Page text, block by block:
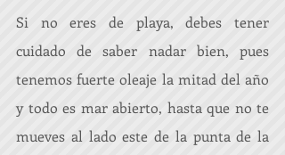
Si no eres de playa, debes tener
cuidado de saber nadar bien, pues
tenemos fuerte oleaje la mitad del año
y todo es mar abierto, hasta que no te
mueves al lado este de la punta de la